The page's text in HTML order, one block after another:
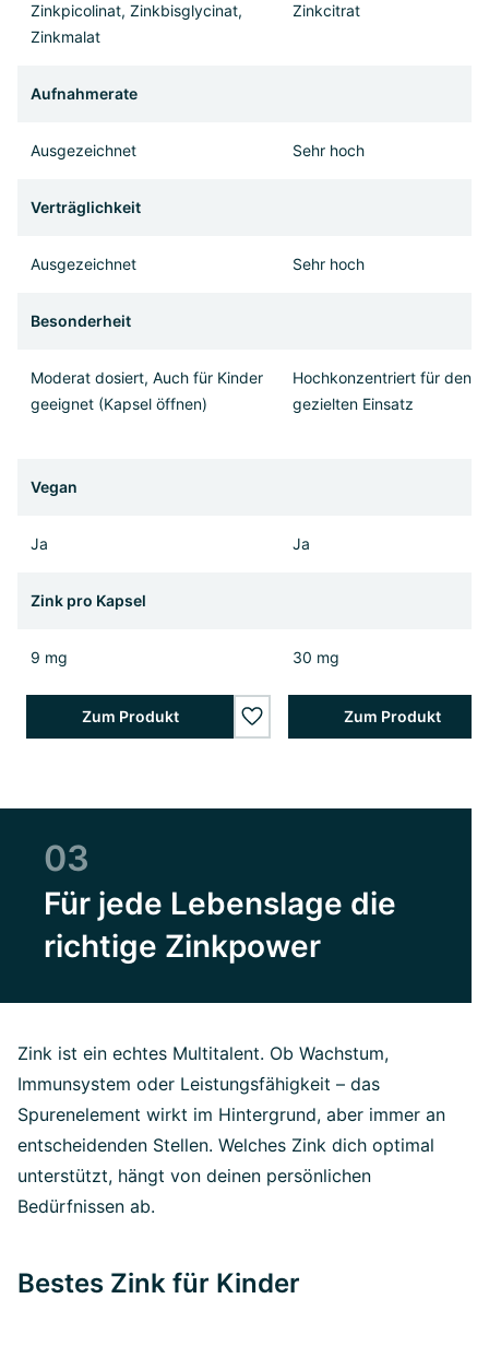
Zinkpicolinat, Zinkbisglycinat,
Zinkmalat
Zinkcitrat
Aufnahmerate
Ausgezeichnet Sehr hoch
Verträglichkeit
Ausgezeichnet Sehr hoch
Besonderheit
Moderat dosiert, Auch für Kinder
geeignet (Kapsel öffnen)
Hochkonzentriert für den
gezielten Einsatz
Vegan
Ja Ja
Zink pro Kapsel
9 mg 30 mg
Zum Produkt
wishlist.add
Zum Produkt
03
Für jede Lebenslage die
richtige Zinkpower
Zink ist ein echtes Multitalent. Ob Wachstum,
Immunsystem oder Leistungsfähigkeit – das
Spurenelement wirkt im Hintergrund, aber immer an
entscheidenden Stellen. Welches Zink dich optimal
unterstützt, hängt von deinen persönlichen
Bedürfnissen ab.
Bestes Zink für Kinder